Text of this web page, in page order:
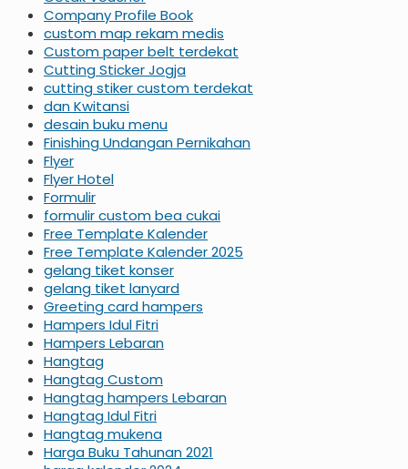
Company Profile Book
custom map rekam medis
Custom paper belt terdekat
Cutting Sticker Jogja
cutting stiker custom terdekat
dan Kwitansi
desain buku menu
Finishing Undangan Pernikahan
Flyer
Flyer Hotel
Formulir
formulir custom bea cukai
Free Template Kalender
Free Template Kalender 2025
gelang tiket konser
gelang tiket lanyard
Greeting card hampers
Hampers Idul Fitri
Hampers Lebaran
Hangtag
Hangtag Custom
Hangtag hampers Lebaran
Hangtag Idul Fitri
Hangtag mukena
Harga Buku Tahunan 2021